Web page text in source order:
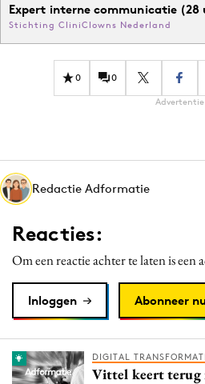
Expert interne communicatie (28
Stichting CliniClowns Nederland
0 0
Advertentie
Redactie Adformatie
Reacties:
Om een reactie achter te laten is een
Inloggen Abonneer nu
DIGITAL
Vittel keert terug